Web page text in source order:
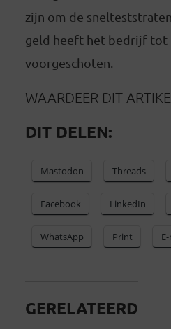
zijn om de
geld heeft het bedrijf tot
voorgeschoten.
WAARDEER DIT
DIT DELEN:
Mastodon Threads
Facebook LinkedIn
WhatsApp Print
GERELATEERD